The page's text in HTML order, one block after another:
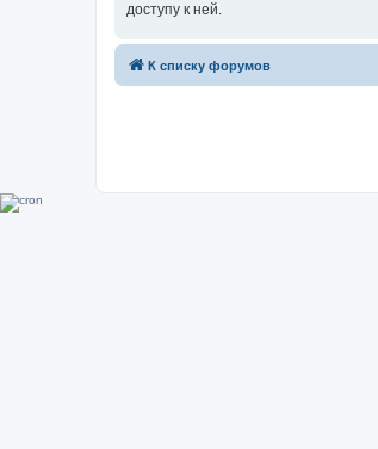
доступу к ней.
К списку форумов